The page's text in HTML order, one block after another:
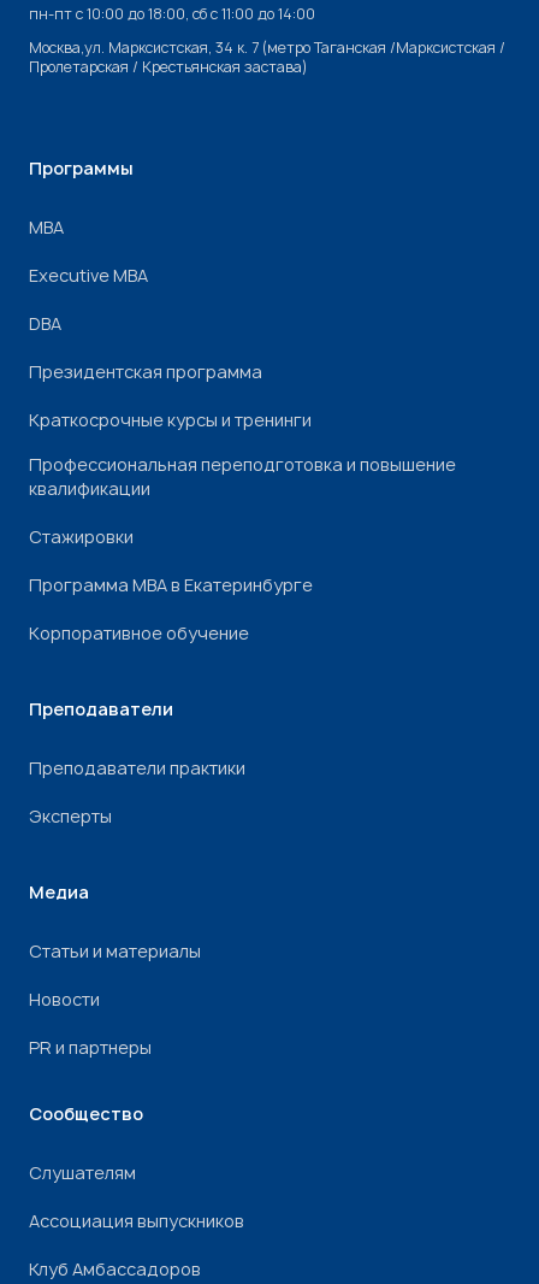
пн-пт с 10:00 до 18:00, cб с 11:00 до 14:00
Москва,ул. Марксистская, 34 к. 7 (метро Таганская /Марксистская /
Пролетарская / Крестьянская застава)
Программы
МВА
Executive MBA
DBA
Президентская программа
Краткосрочные курсы и тренинги
Профессиональная переподготовка и повышение
квалификации
Стажировки
Программа МВА в Екатеринбурге
Корпоративное обучение
Преподаватели
Преподаватели практики
Эксперты
Медиа
Статьи и материалы
Новости
PR и партнеры
Сообщество
Слушателям
Ассоциация выпускников
Клуб Амбассадоров